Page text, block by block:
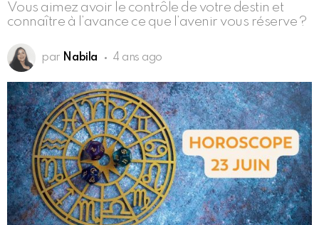
Vous aimez avoir le contrôle de votre destin et
connaître à l’avance ce que l’avenir vous réserve ?
par Nabila 4 ans ago